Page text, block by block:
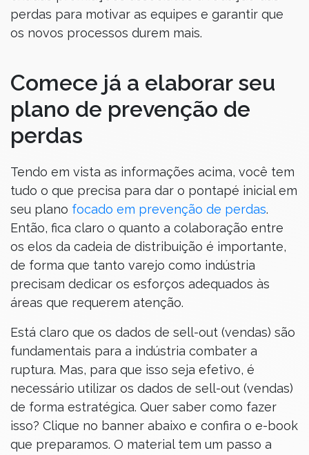
perdas para motivar as equipes e garantir que
os novos processos durem mais.
Comece já a elaborar seu
plano de prevenção de
perdas
Tendo em vista as informações acima, você tem
tudo o que precisa para dar o pontapé inicial em
seu plano focado em prevenção de perdas.
Então, fica claro o quanto a colaboração entre
os elos da cadeia de distribuição é importante,
de forma que tanto varejo como indústria
precisam dedicar os esforços adequados às
áreas que requerem atenção.
Está claro que os dados de sell-out (vendas) são
fundamentais para a indústria combater a
ruptura. Mas, para que isso seja efetivo, é
necessário utilizar os dados de sell-out (vendas)
de forma estratégica. Quer saber como fazer
isso? Clique no banner abaixo e confira o e-book
que preparamos. O material tem um passo a